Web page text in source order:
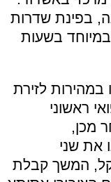
בפינת שדרות
במיוחד בשעות
במהירות לזירת
ראשוני
מכן,
את שני
קל, המשך קבלת